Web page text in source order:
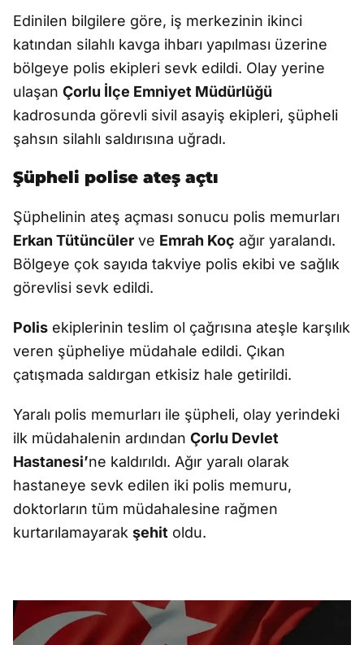
Edinilen bilgilere göre, iş merkezinin ikinci
katından silahlı kavga ihbarı yapılması üzerine
bölgeye polis ekipleri sevk edildi. Olay yerine
ulaşan Çorlu İlçe Emniyet Müdürlüğü
kadrosunda görevli sivil asayiş ekipleri, şüpheli
şahsın silahlı saldırısına uğradı.
Şüpheli polise ateş açtı
Şüphelinin ateş açması sonucu polis memurları
Erkan Tütüncüler ve Emrah Koç ağır yaralandı.
Bölgeye çok sayıda takviye polis ekibi ve sağlık
görevlisi sevk edildi.
Polis ekiplerinin teslim ol çağrısına ateşle karşılık
veren şüpheliye müdahale edildi. Çıkan
çatışmada saldırgan etkisiz hale getirildi.
Yaralı polis memurları ile şüpheli, olay yerindeki
ilk müdahalenin ardından Çorlu Devlet
Hastanesi’ne kaldırıldı. Ağır yaralı olarak
hastaneye sevk edilen iki polis memuru,
doktorların tüm müdahalesine rağmen
kurtarılamayarak şehit oldu.